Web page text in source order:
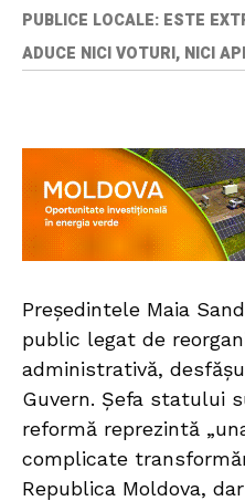
PUBLICE LOCALE: ESTE
ADUCE NICI VOTURI, NICI
Președintele Maia
public legat de
administrativă,
Guvern. Șefa statului
reformă reprezintă
complicate
Republica Moldova,